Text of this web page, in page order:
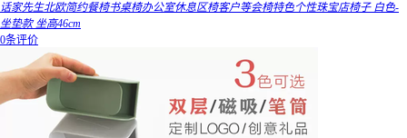
话家先生北欧简约餐椅书桌椅办公室休息区椅客户等会椅特色个性珠宝店椅子 白色-
坐垫款 坐高46cm
0条评价